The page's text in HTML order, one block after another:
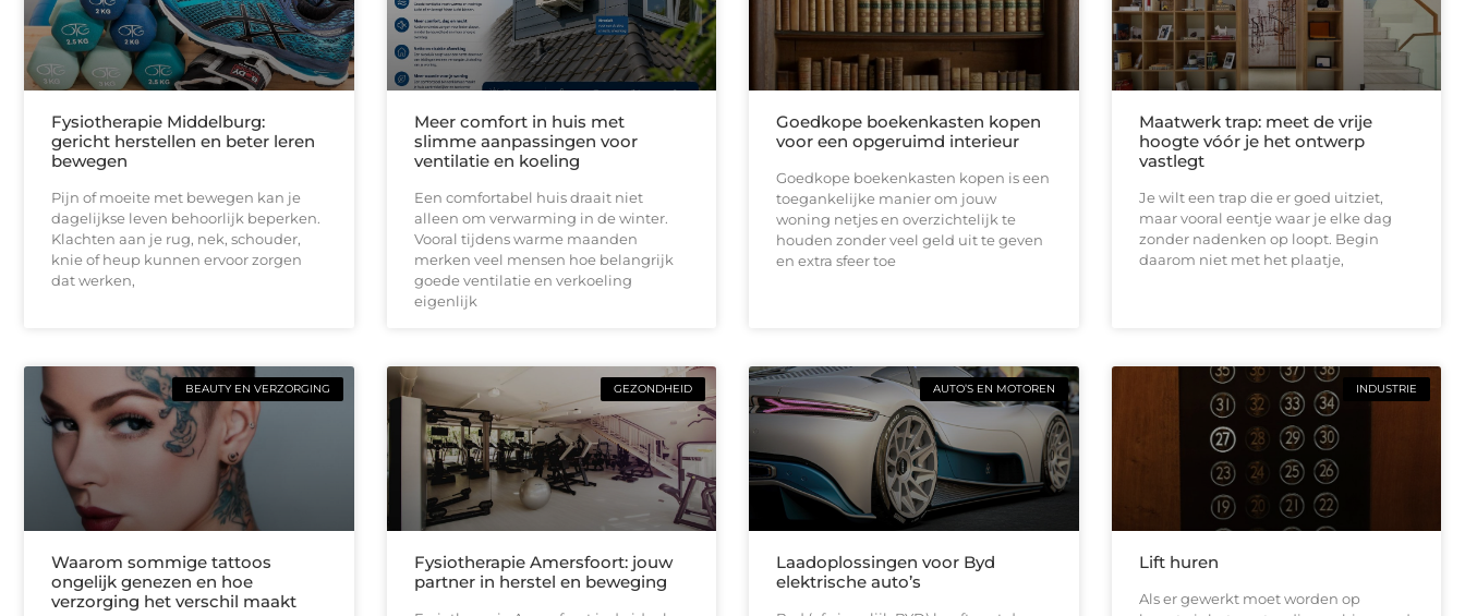
Fysiotherapie Middelburg:
gericht herstellen en beter leren
bewegen
Pijn of moeite met bewegen kan je
dagelijkse leven behoorlijk beperken.
Klachten aan je rug, nek, schouder,
knie of heup kunnen ervoor zorgen
dat werken,
Meer comfort in huis met
slimme aanpassingen voor
ventilatie en koeling
Een comfortabel huis draait niet
alleen om verwarming in de winter.
Vooral tijdens warme maanden
merken veel mensen hoe belangrijk
goede ventilatie en verkoeling
eigenlijk
Goedkope boekenkasten kopen
voor een opgeruimd interieur
Goedkope boekenkasten kopen is een
toegankelijke manier om jouw
woning netjes en overzichtelijk te
houden zonder veel geld uit te geven
en extra sfeer toe
Maatwerk trap: meet de vrije
hoogte vóór je het ontwerp
vastlegt
Je wilt een trap die er goed uitziet,
maar vooral eentje waar je elke dag
zonder nadenken op loopt. Begin
daarom niet met het plaatje,
BEAUTY EN VERZORGING
Waarom sommige tattoos
ongelijk genezen en hoe
verzorging het verschil maakt
GEZONDHEID
Fysiotherapie Amersfoort: jouw
partner in herstel en beweging
AUTO’S EN MOTOREN
Laadoplossingen voor Byd
elektrische auto’s
INDUSTRIE
Lift huren
Als er gewerkt moet worden op